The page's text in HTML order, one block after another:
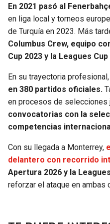
En 2021 pasó al
en liga local y torneos
de Turquía en 2023. Más
Columbus Crew, equipo
Cup 2023 y la Leagues Cup
En su trayectoria profesional,
en 380 partidos oficiales.
en procesos de selecciones
convocatorias con la
competencias
Con su llegada a Monterrey,
delantero con recorrido
Apertura 2026 y la
reforzar el ataque en ambas